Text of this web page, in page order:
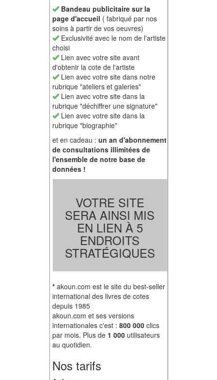
Bandeau publicitaire sur la
page d'accueil ( fabriqué par nos
soins à partir de vos oeuvres)
Exclusivité avec le nom de l'artiste
choisi
Lien avec votre site avant
d'obtenir la cote de l'artiste
Lien avec votre site dans notre
rubrique "ateliers et galeries"
Lien avec votre site dans la
rubrique "déchiffrer une signature"
Lien avec votre site dans la
rubrique "biographie"
et en cadeau : un an d'abonnement
de consultations illimitées de
l'ensemble de notre base de
données !
VOTRE SITE
SERA AINSI MIS
EN LIEN À 5
ENDROITS
STRATÉGIQUES
*akoun.com est le site du best-seller
international des livres de cotes
depuis 1985
akoun.com et ses versions
internationales c'est : 800 000clics
par mois. Plus de 1 000utilisateurs
au quotidien.
Nos tarifs